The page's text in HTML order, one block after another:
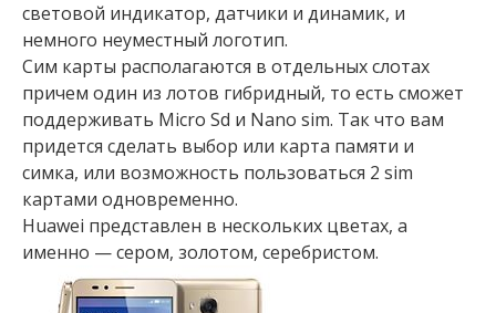
световой индикатор, датчики и динамик, и
немного неуместный логотип.
Сим карты располагаются в отдельных слотах
причем один из лотов гибридный, то есть сможет
поддерживать Micro Sd и Nano sim. Так что вам
придется сделать выбор или карта памяти и
симка, или возможность пользоваться 2 sim
картами одновременно.
Huawei представлен в нескольких цветах, а
именно — сером, золотом, серебристом.